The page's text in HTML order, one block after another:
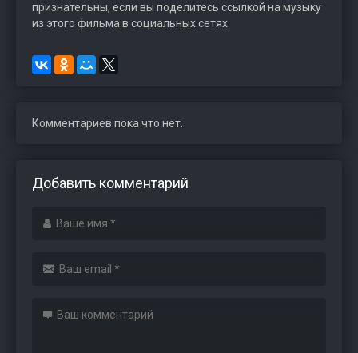
признательны, если вы поделитесь ссылкой на музыку
из этого фильма в социальных сетях.
Комментариев пока что нет.
Добавить комментарий